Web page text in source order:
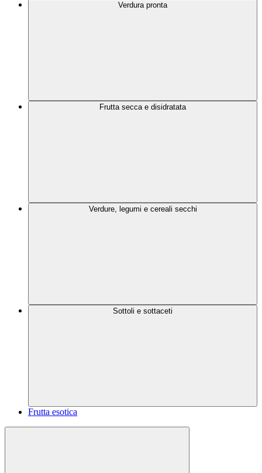
Verdura pronta
Frutta secca e disidratata
Verdure, legumi e cereali secchi
Sottoli e sottaceti
Frutta esotica